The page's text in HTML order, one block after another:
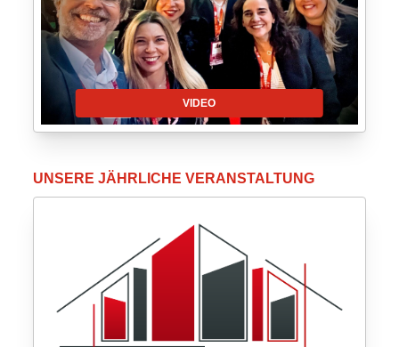
VIDEO
UNSERE JÄHRLICHE VERANSTALTUNG